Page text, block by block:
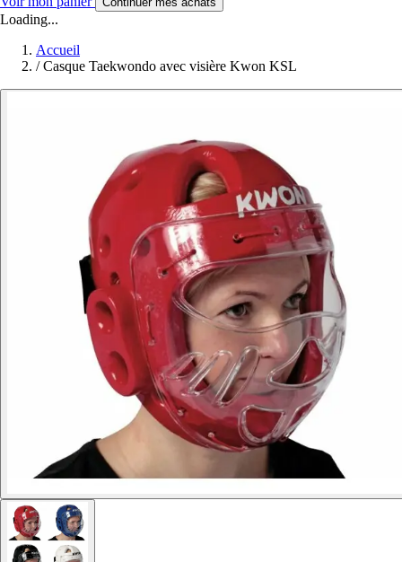
Loading...
Accueil
/ Casque Taekwondo avec visière Kwon KSL